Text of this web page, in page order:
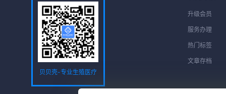
贝贝壳-专业生殖医疗
服务
升级会员
服务办理
热门标签
文章存档